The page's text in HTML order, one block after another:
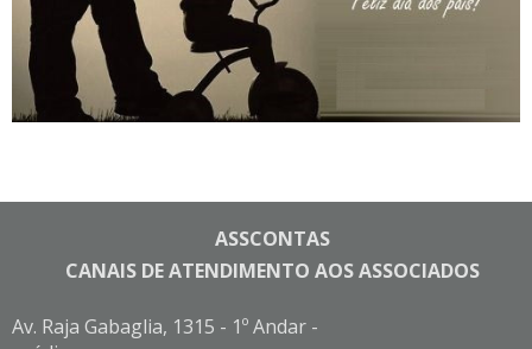
ASSCONTAS
CANAIS DE ATENDIMENTO AOS ASSOCIADOS
Av. Raja Gabaglia, 1315 - 1º Andar -